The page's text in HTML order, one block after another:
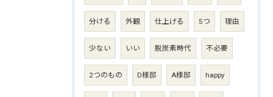
分ける 外観 仕上げる 5つ 理由
少ない いい 脱炭素時代 不必要
2つのもの D様邸 A様邸 happy